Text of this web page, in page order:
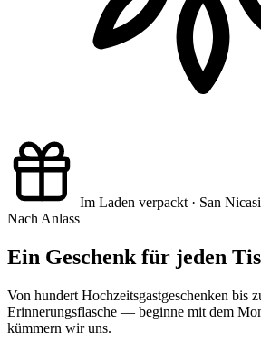
Im Laden verpackt · San
Nach Anlass
Ein Geschenk für jeden
Von hundert Hochzeitsgastgeschenken bis
Erinnerungsflasche — beginne mit dem
kümmern wir uns.